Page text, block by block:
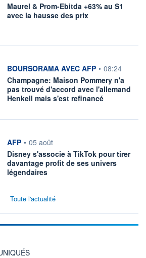
Maurel & Prom-Ebitda +63% au S1
avec la hausse des prix
information fournie par
BOURSORAMA AVEC AFP • 08:24
Champagne: Maison Pommery n'a
pas trouvé d'accord avec l'allemand
Henkell mais s'est refinancé
information fournie par
AFP • 05 août
Disney s'associe à TikTok pour tirer
davantage profit de ses univers
légendaires
Toute l'actualité